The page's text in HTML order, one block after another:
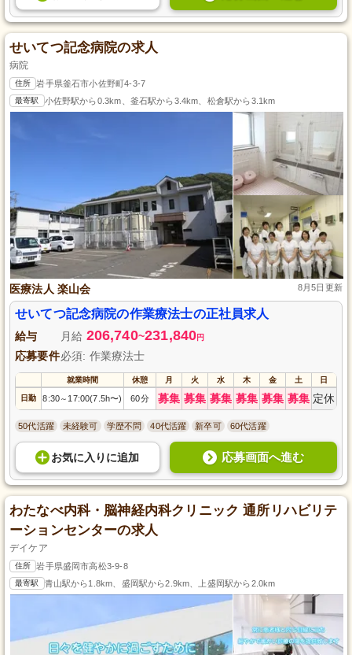
せいてつ記念病院の求人
病院
住所 岩手県釜石市小佐野町4-3-7
最寄駅 小佐野駅から0.3km、釜石駅から3.4km、松倉駅から3.1km
医療法人 楽山会 8月5日更新
せいてつ記念病院の作業療法士の正社員求人
給与 月給 206,740~231,840円
応募要件必須: 作業療法士
就業時間 休憩 月 火 水 木 金 土 日
日勤 8:30～ 17:00(7.5h〜) 60分 募集 募集 募集 募集 募集 募集 定休
50代活躍 未経験可 学歴不問 40代活躍 新卒可 60代活躍
お気に入り に追加 応募画面へ進む
わたなべ内科・脳神経内科クリニック 通所リハビリテ
ーションセンターの求人
デイケア
住所 岩手県盛岡市高松3-9-8
最寄駅 青山駅から1.8km、盛岡駅から2.9km、上盛岡駅から2.0km